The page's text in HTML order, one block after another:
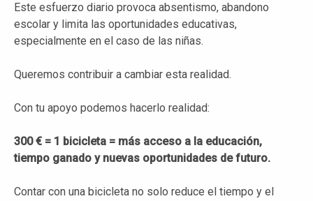
Este esfuerzo diario provoca absentismo, abandono
escolar y limita las oportunidades educativas,
especialmente en el caso de las niñas.
Queremos contribuir a cambiar esta realidad.
Con tu apoyo podemos hacerlo realidad:
300 € = 1 bicicleta = más acceso a la educación,
tiempo ganado y nuevas oportunidades de futuro.
Contar con una bicicleta no solo reduce el tiempo y el